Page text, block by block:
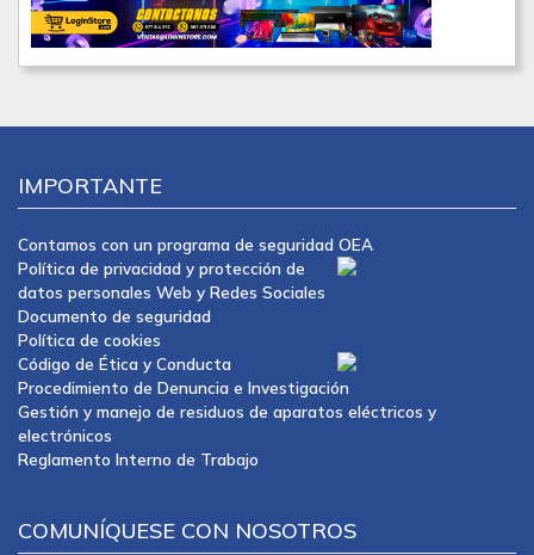
IMPORTANTE
Contamos con un programa de seguridad OEA
Política de privacidad y protección de
datos personales Web y Redes Sociales
Documento de seguridad
Política de cookies
Código de Ética y Conducta
Procedimiento de Denuncia e Investigación
Gestión y manejo de residuos de aparatos eléctricos y
electrónicos
Reglamento Interno de Trabajo
COMUNÍQUESE CON NOSOTROS